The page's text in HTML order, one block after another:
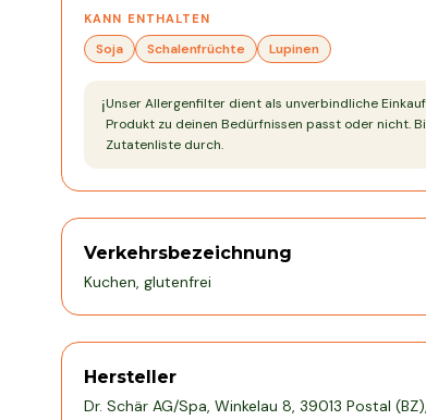
KANN ENTHALTEN
Soja Schalenfrüchte Lupinen
ℹ️Unser Allergenfilter dient als unverbindliche
Produkt zu deinen Bedürfnissen passt oder nicht.
Zutatenliste durch.
Verkehrsbezeichnung
Kuchen, glutenfrei
Hersteller
Dr. Schär AG/Spa, Winkelau 8, 39013 Postal